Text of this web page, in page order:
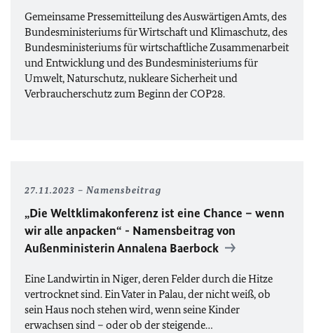
Gemeinsame Pressemitteilung des Auswärtigen Amts, des
Bundesministeriums für Wirtschaft und Klimaschutz, des
Bundesministeriums für wirtschaftliche Zusammenarbeit
und Entwicklung und des Bundesministeriums für
Umwelt, Naturschutz, nukleare Sicherheit und
Verbraucherschutz zum Beginn derCOP28.
27.11.2023 Namensbeitrag
„Die Weltklimakonferenz ist eine Chance – wenn
wir alle anpacken“ - Namensbeitrag von
Außenministerin Annalena Baerbock
Eine Landwirtin in Niger, deren Felder durch die Hitze
vertrocknet sind. Ein Vater in Palau, der nicht weiß, ob
sein Haus noch stehen wird, wenn seine Kinder
erwachsen sind – oder ob der steigende…